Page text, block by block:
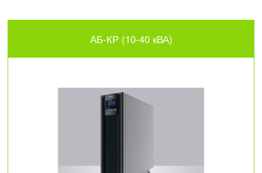
АБ-КР (10-40 кВА)